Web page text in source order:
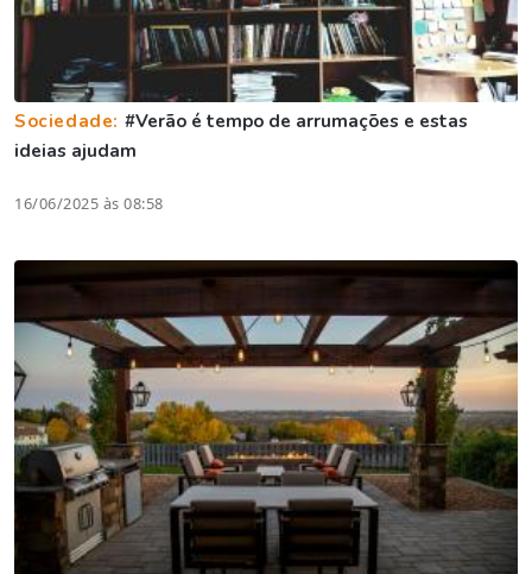
Sociedade: #Verão é tempo de arrumações e estas
ideias ajudam
16/06/2025 às 08:58